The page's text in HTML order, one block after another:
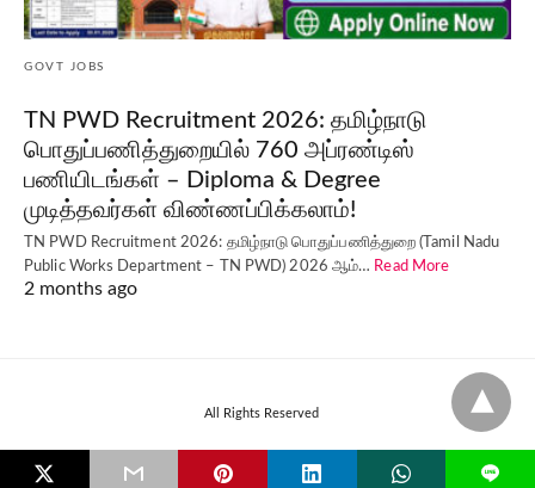
GOVT JOBS
TN PWD Recruitment 2026: தமிழ்நாடு
பொதுப்பணித்துறையில் 760 அப்ரண்டிஸ்
பணியிடங்கள் – Diploma & Degree
முடித்தவர்கள் விண்ணப்பிக்கலாம்!
TN PWD Recruitment 2026: தமிழ்நாடு பொதுப்பணித்துறை (Tamil Nadu
Public Works Department – TN PWD) 2026 ஆம்… Read More
2 months ago
All Rights Reserved
L